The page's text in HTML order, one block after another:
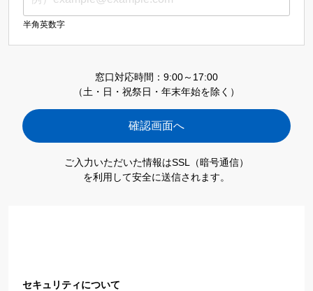
半角英数字
窓口対応時間：9:00～17:00
（土・日・祝祭日・年末年始を除く）
ご入力いただいた情報はSSL（暗号通信）
を利用して安全に送信されます。
セキュリティについて